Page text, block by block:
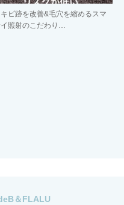
キビ跡を改善&毛穴を縮めるスマ
照射のこだわり…
＆FLALU